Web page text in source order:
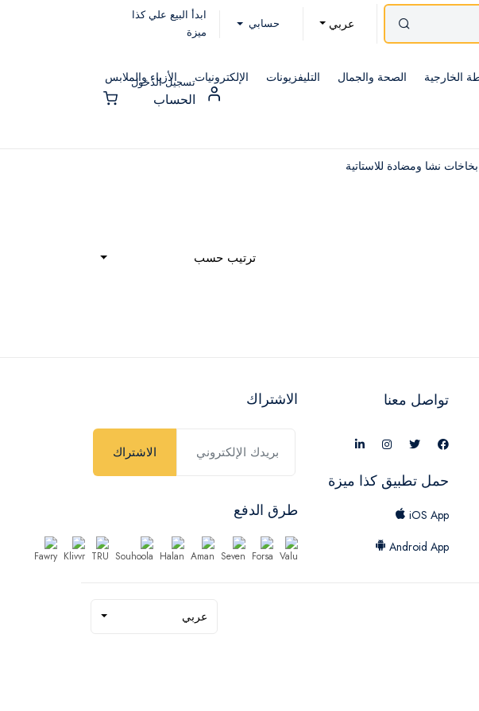
عربي حسابي
ابدأ البيع علي كذا
ميزة
الخارجية الصحة والجمال التليفزيونات الإلكترونيات الأزياء والملابس
تسجيل الدخول
الحساب
بخاخات نشا ومضادة للاستاتية
ترتيب حسب
تواصل معنا
حمل تطبيق كذا ميزة
iOS App
Android App
الاشتراك
الاشتراك
طرق الدفع
عربي